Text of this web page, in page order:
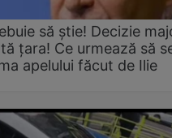
să știe! Decizie
țara! Ce urmează să
apelului făcut de Ilie